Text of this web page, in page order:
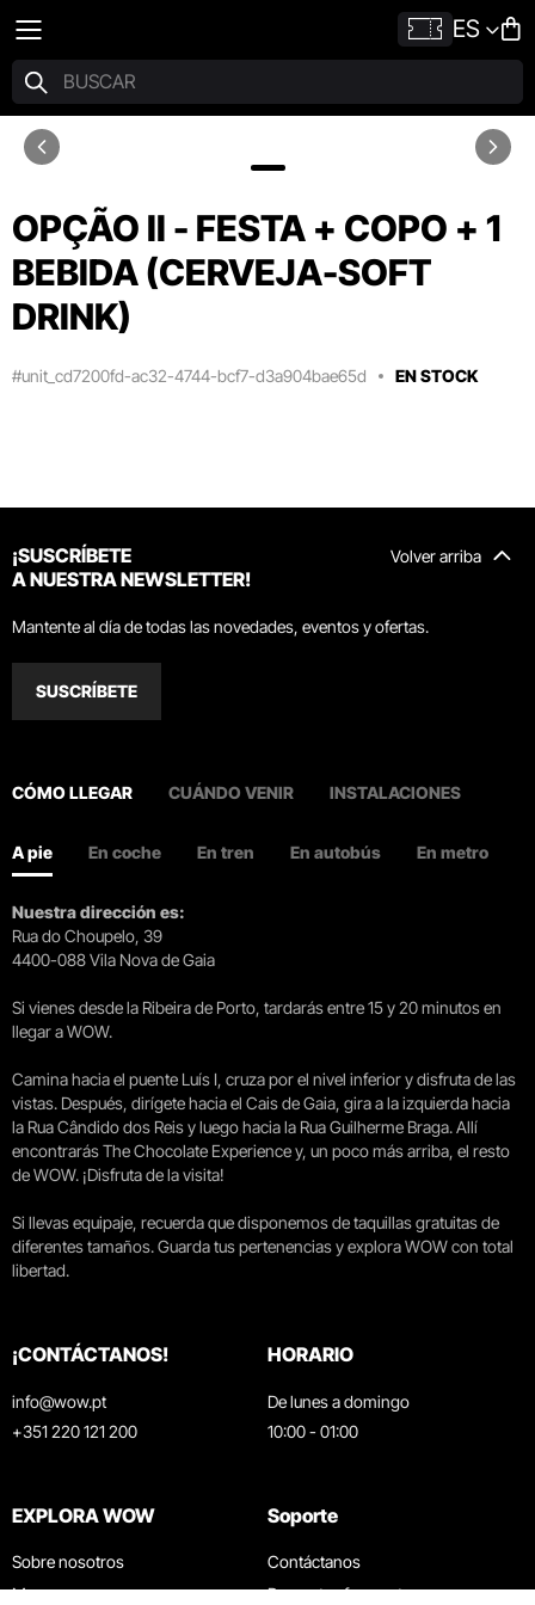
ES
OPÇÃO II - FESTA + COPO + 1
BEBIDA (CERVEJA-SOFT
DRINK)
#unit_cd7200fd-ac32-4744-bcf7-d3a904bae65d EN STOCK
Volver arriba
¡SUSCRÍBETE
A NUESTRA NEWSLETTER!
Mantente al día de todas las novedades, eventos y ofertas.
SUSCRÍBETE
CÓMO LLEGAR CUÁNDO VENIR INSTALACIONES
A pie En coche En tren En autobús En metro
Nuestra dirección es:
Rua do Choupelo, 39
4400-088 Vila Nova de Gaia
Si vienes desde la Ribeira de Porto, tardarás entre 15 y 20 minutos en
llegar a WOW.
Camina hacia el puente Luís I, cruza por el nivel inferior y disfruta de las
vistas. Después, dirígete hacia el Cais de Gaia, gira a la izquierda hacia
la Rua Cândido dos Reis y luego hacia la Rua Guilherme Braga. Allí
encontrarás The Chocolate Experience y, un poco más arriba, el resto
de WOW. ¡Disfruta de la visita!
Si llevas equipaje, recuerda que disponemos de taquillas gratuitas de
diferentes tamaños. Guarda tus pertenencias y explora WOW con total
libertad.
¡CONTÁCTANOS!
info@wow.pt
+351 220 121 200
HORARIO
De lunes a domingo
10:00 - 01:00
EXPLORA WOW
Sobre nosotros
Museos
Soporte
Contáctanos
Preguntas frecuentes